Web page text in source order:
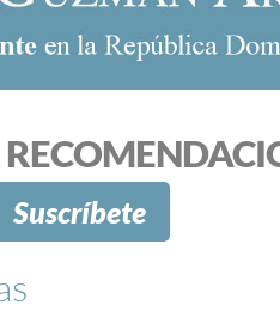
Suscríbete